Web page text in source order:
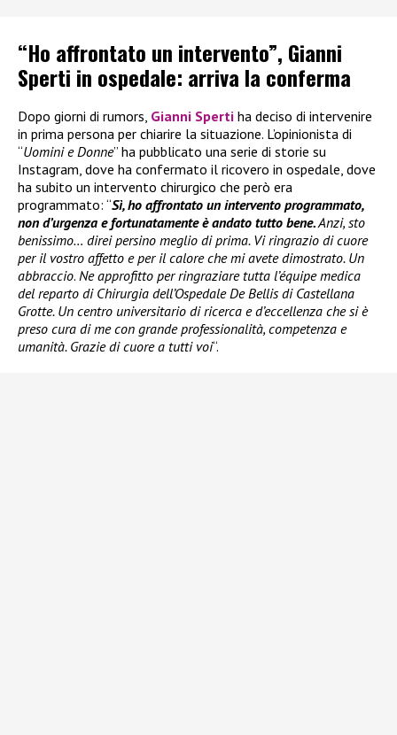
“Ho affrontato un intervento”, Gianni
Sperti in ospedale: arriva la conferma
Dopo giorni di rumors, Gianni Sperti ha deciso di intervenire
in prima persona per chiarire la situazione. L’opinionista di
“Uomini e Donne” ha pubblicato una serie di storie su
Instagram, dove ha confermato il ricovero in ospedale, dove
ha subito un intervento chirurgico che però era
programmato: “Sì, ho affrontato un intervento programmato,
non d’urgenza e fortunatamente è andato tutto bene.Anzi, sto
benissimo… direi persino meglio di prima. Vi ringrazio di cuore
per il vostro affetto e per il calore che mi avete dimostrato. Un
abbraccio. Ne approfitto per ringraziare tutta l’équipe medica
del reparto di Chirurgia dell’Ospedale De Bellis di Castellana
Grotte. Un centro universitario di ricerca e d’eccellenza che si è
preso cura di me con grande professionalità, competenza e
umanità. Grazie di cuore a tutti voi“.